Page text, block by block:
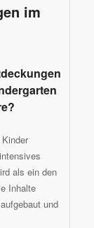
im
als ein den
Inhalte
und